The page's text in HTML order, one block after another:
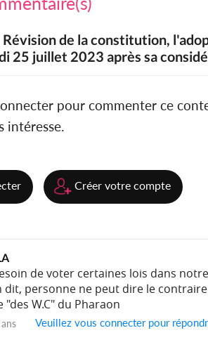
de la constitution,
25 juillet 2023 après sa
pour commenter ce
intéresse.
Créer votre compte
de voter certaines lois dans notre
dit, personne ne peut dire le
"des W.C" du Pharaon
ans Veuillez vous connecter pour